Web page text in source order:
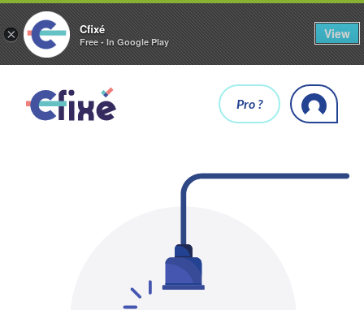
× Cfixé
Free - In Google Play
View
Pro ?